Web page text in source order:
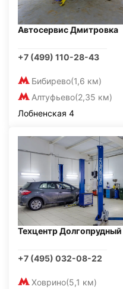
Автосервис Дмитровка
+7 (499) 110-28-43
Бибирево(1,6 км)
Алтуфьево(2,35 км)
Лобненская 4
Техцентр Долгопрудный
+7 (495) 032-08-22
Ховрино(5,1 км)